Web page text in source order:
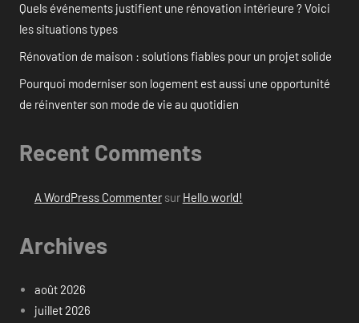
Quels événements justifient une rénovation intérieure ? Voici
les situations types
Rénovation de maison : solutions fiables pour un projet solide
Pourquoi moderniser son logement est aussi une opportunité
de réinventer son mode de vie au quotidien
Recent Comments
A WordPress Commentersur Hello world!
Archives
août 2026
juillet 2026